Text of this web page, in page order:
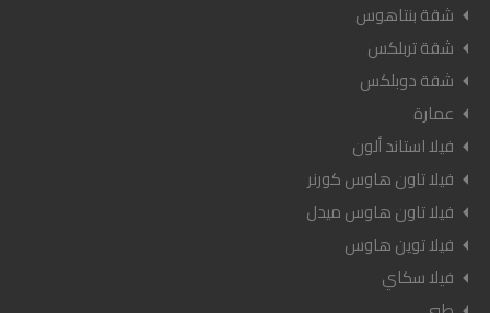
شقة بنتاهوس
شقة تربلكس
شقة دوبلكس
عمارة
فيلا استاند ألون
فيلا تاون هاوس كورنر
فيلا تاون هاوس ميدل
فيلا توين هاوس
فيلا سكاي